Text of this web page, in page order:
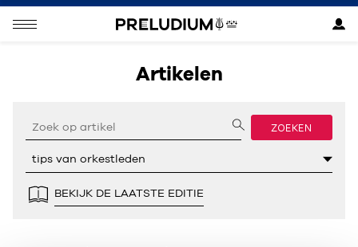
Artikelen
ZOEKEN
BEKIJK DE LAATSTE EDITIE